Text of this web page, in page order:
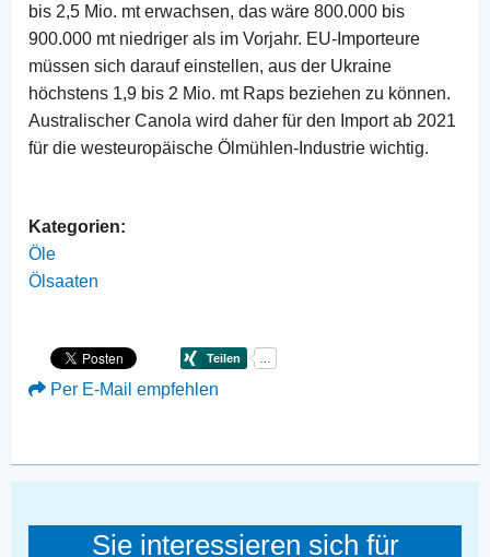
bis 2,5 Mio. mt erwachsen, das wäre 800.000 bis
900.000 mt niedriger als im Vorjahr. EU-Importeure
müssen sich darauf einstellen, aus der Ukraine
höchstens 1,9 bis 2 Mio. mt Raps beziehen zu können.
Australischer Canola wird daher für den Import ab 2021
für die westeuropäische Ölmühlen-Industrie wichtig.
Kategorien:
Öle
Ölsaaten
Per E-Mail empfehlen
Sie interessieren sich für